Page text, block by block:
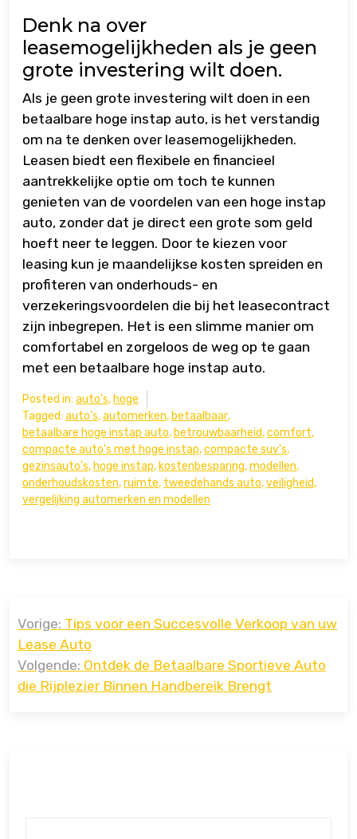
Denk na over
leasemogelijkheden als je geen
grote investering wilt doen.
Als je geen grote investering wilt doen in een
betaalbare hoge instap auto, is het verstandig
om na te denken over leasemogelijkheden.
Leasen biedt een flexibele en financieel
aantrekkelijke optie om toch te kunnen
genieten van de voordelen van een hoge instap
auto, zonder dat je direct een grote som geld
hoeft neer te leggen. Door te kiezen voor
leasing kun je maandelijkse kosten spreiden en
profiteren van onderhouds- en
verzekeringsvoordelen die bij het leasecontract
zijn inbegrepen. Het is een slimme manier om
comfortabel en zorgeloos de weg op te gaan
met een betaalbare hoge instap auto.
Posted in: auto's, hoge
Tagged: auto's,automerken, betaalbaar,
betaalbare hoge instap auto, betrouwbaarheid,comfort,
compacte auto's met hoge instap,compacte suv's,
gezinsauto's, hoge instap, kostenbesparing,modellen,
onderhoudskosten,ruimte, tweedehands auto,veiligheid,
vergelijking automerken en modellen
navigatie
Vorige: Tips voor een Succesvolle Verkoop van uw
Lease Auto
Volgende: Ontdek de Betaalbare Sportieve Auto
die Rijplezier Binnen Handbereik Brengt